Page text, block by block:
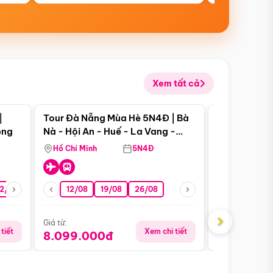
Xem tất cả
08 26/08 05/09 09/09 12/09
tiết
Điểm nổi bật
Tour Đà Nẵng Mùa Hè 5N4Đ | Bà
Nà - Hội An - Huế - La Vang -
Động Thiên Đường
Hồ Chí Minh 5N4Đ
12/08 19/08 26/08
Giá từ:
8.099.000đ Xem chi tiết
Giá từ:
›